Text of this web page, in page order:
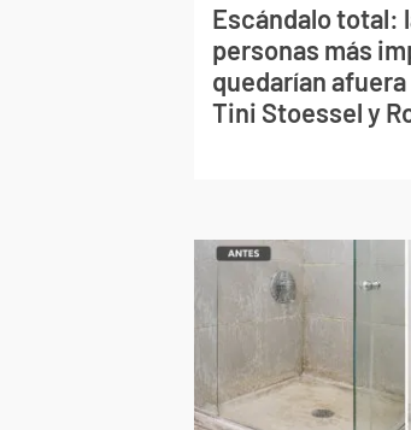
Escándalo total:
personas más
quedarían afuera
Tini Stoessel y